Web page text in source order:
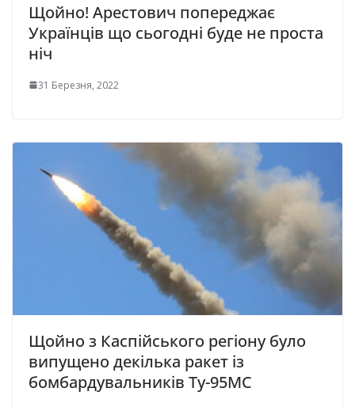
Щойно! Арестович попереджає
Українців що сьогодні буде не проста
ніч
31 Березня, 2022
Щойно з Каспійського регіону було
випущено декілька ракет із
бомбардувальників Ту-95МС